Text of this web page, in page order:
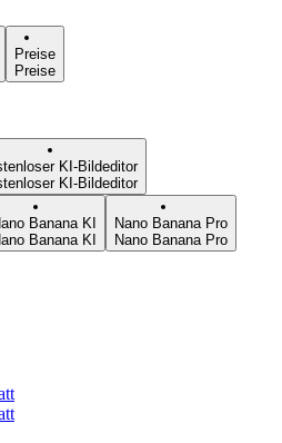
Preise
Preise
KI-Bildeditor
KI-Bildeditor
Banana KI
Banana KI
Nano Banana Pro
Nano Banana Pro